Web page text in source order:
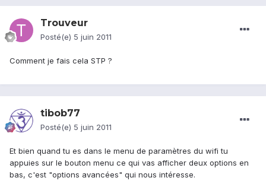
Trouveur
Posté(e) 5 juin 2011
Comment je fais cela STP ?
tibob77
Posté(e) 5 juin 2011
Et bien quand tu es dans le menu de paramètres du wifi tu
appuies sur le bouton menu ce qui vas afficher deux options en
bas, c'est "options avancées" qui nous intéresse.